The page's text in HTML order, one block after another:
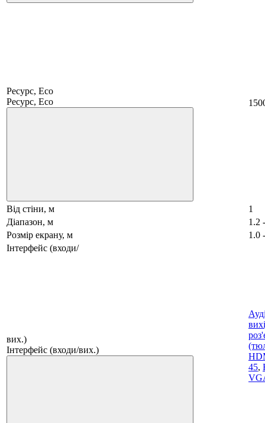
Ресурс, Eco
Ресурс, Eco
Від стіни, м
1
Діапазон, м
1.2
Розмір екрану, м
1.0
Інтерфейс (входи/
вих.)
Інтерфейс (входи/вих.)
45,